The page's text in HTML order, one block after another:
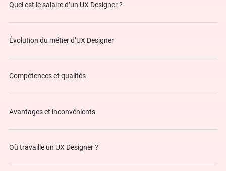
Quel est le salaire d’un UX Designer ?
Évolution du métier d’UX Designer
Compétences et qualités
Avantages et inconvénients
Où travaille un UX Designer ?